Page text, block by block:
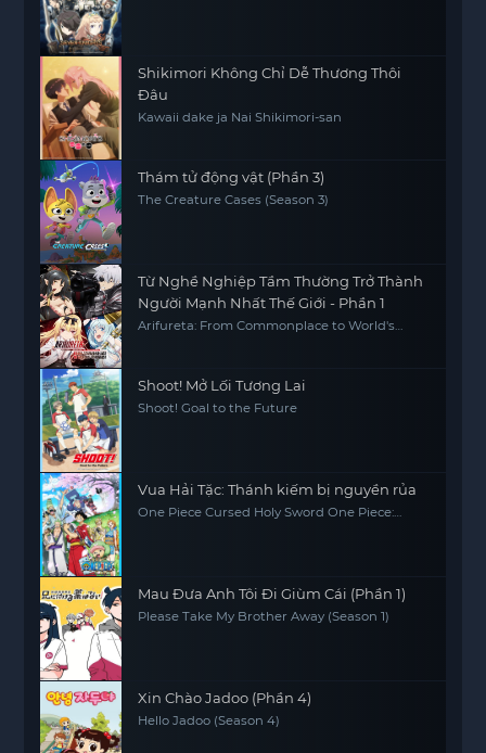
Shikimori Không Chỉ Dễ Thương Thôi
Đâu
Kawaii dake ja Nai Shikimori-san
Thám tử động vật (Phần 3)
The Creature Cases (Season 3)
Từ Nghề Nghiệp Tầm Thường Trở Thành
Người Mạnh Nhất Thế Giới - Phần 1
Arifureta: From Commonplace to World's
Shoot! Mở Lối Tương Lai
Shoot! Goal to the Future
Vua Hải Tặc: Thánh kiếm bị nguyền rủa
One Piece Cursed Holy Sword One Piece:
Mau Đưa Anh Tôi Đi Giùm Cái (Phần 1)
Please Take My Brother Away (Season 1)
Xin Chào Jadoo (Phần 4)
Hello Jadoo (Season 4)